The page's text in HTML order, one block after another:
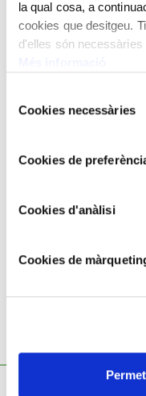
la qual cosa, a
cookies que desitgeu.
d'elles són
deCookies necessàries
Cookies de
Cookies d'anàlisi
Cookies de
DARIUS VILÁS
Montserrat